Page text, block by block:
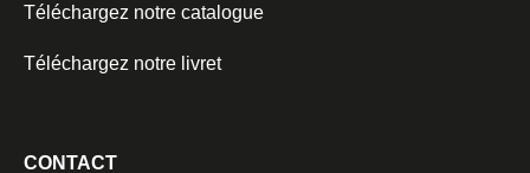
Téléchargez notre catalogue
Téléchargez notre livret
CONTACT